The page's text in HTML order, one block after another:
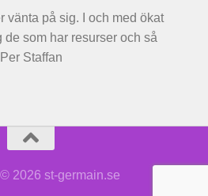
vänta på sig. I och med ökat
som har resurser och så
Staffan
2026 st-germain.se